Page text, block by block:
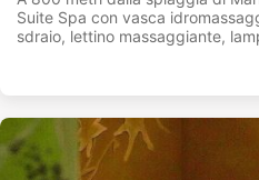
Suite Spa con vasca
sdraio, lettino massaggiante,